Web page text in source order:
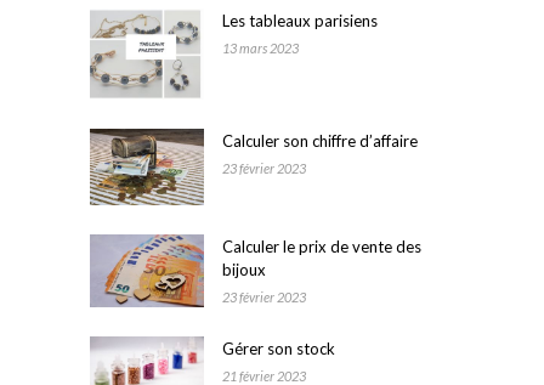
Les tableaux parisiens
13 mars 2023
Calculer son chiffre d’affaire
23 février 2023
Calculer le prix de vente des
bijoux
23 février 2023
Gérer son stock
21 février 2023